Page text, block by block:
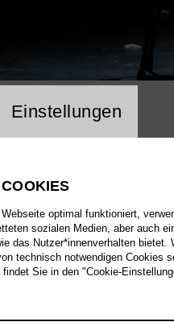
Di 4.5.27
Einstellungen
optimal funktioniert,
sozialen Medien, aber auch
das Nutzer*innenverhalten
technisch notwendigen Cookies
findet Sie in den "Cookie-